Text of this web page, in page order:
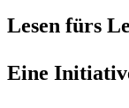
Lesen fürs
Eine